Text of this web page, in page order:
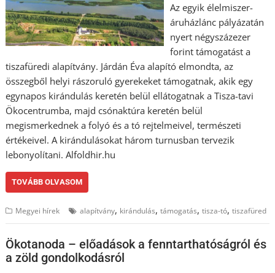
Az egyik élelmiszer-
áruházlánc pályázatán
nyert négyszázezer
forint támogatást a
tiszafüredi alapítvány. Járdán Éva alapító elmondta, az
összegből helyi rászoruló gyerekeket támogatnak, akik egy
egynapos kirándulás keretén belül ellátogatnak a Tisza-tavi
Ökocentrumba, majd csónaktúra keretén belül
megismerkednek a folyó és a tó rejtelmeivel, természeti
értékeivel. A kirándulásokat három turnusban tervezik
lebonyolítani. Alfoldhir.hu
TOVÁBB OLVASOM
Megyei hírek alapítvány, kirándulás,támogatás,tisza-tó,tiszafüred
Ökotanoda – előadások a fenntarthatóságról és
a zöld gondolkodásról